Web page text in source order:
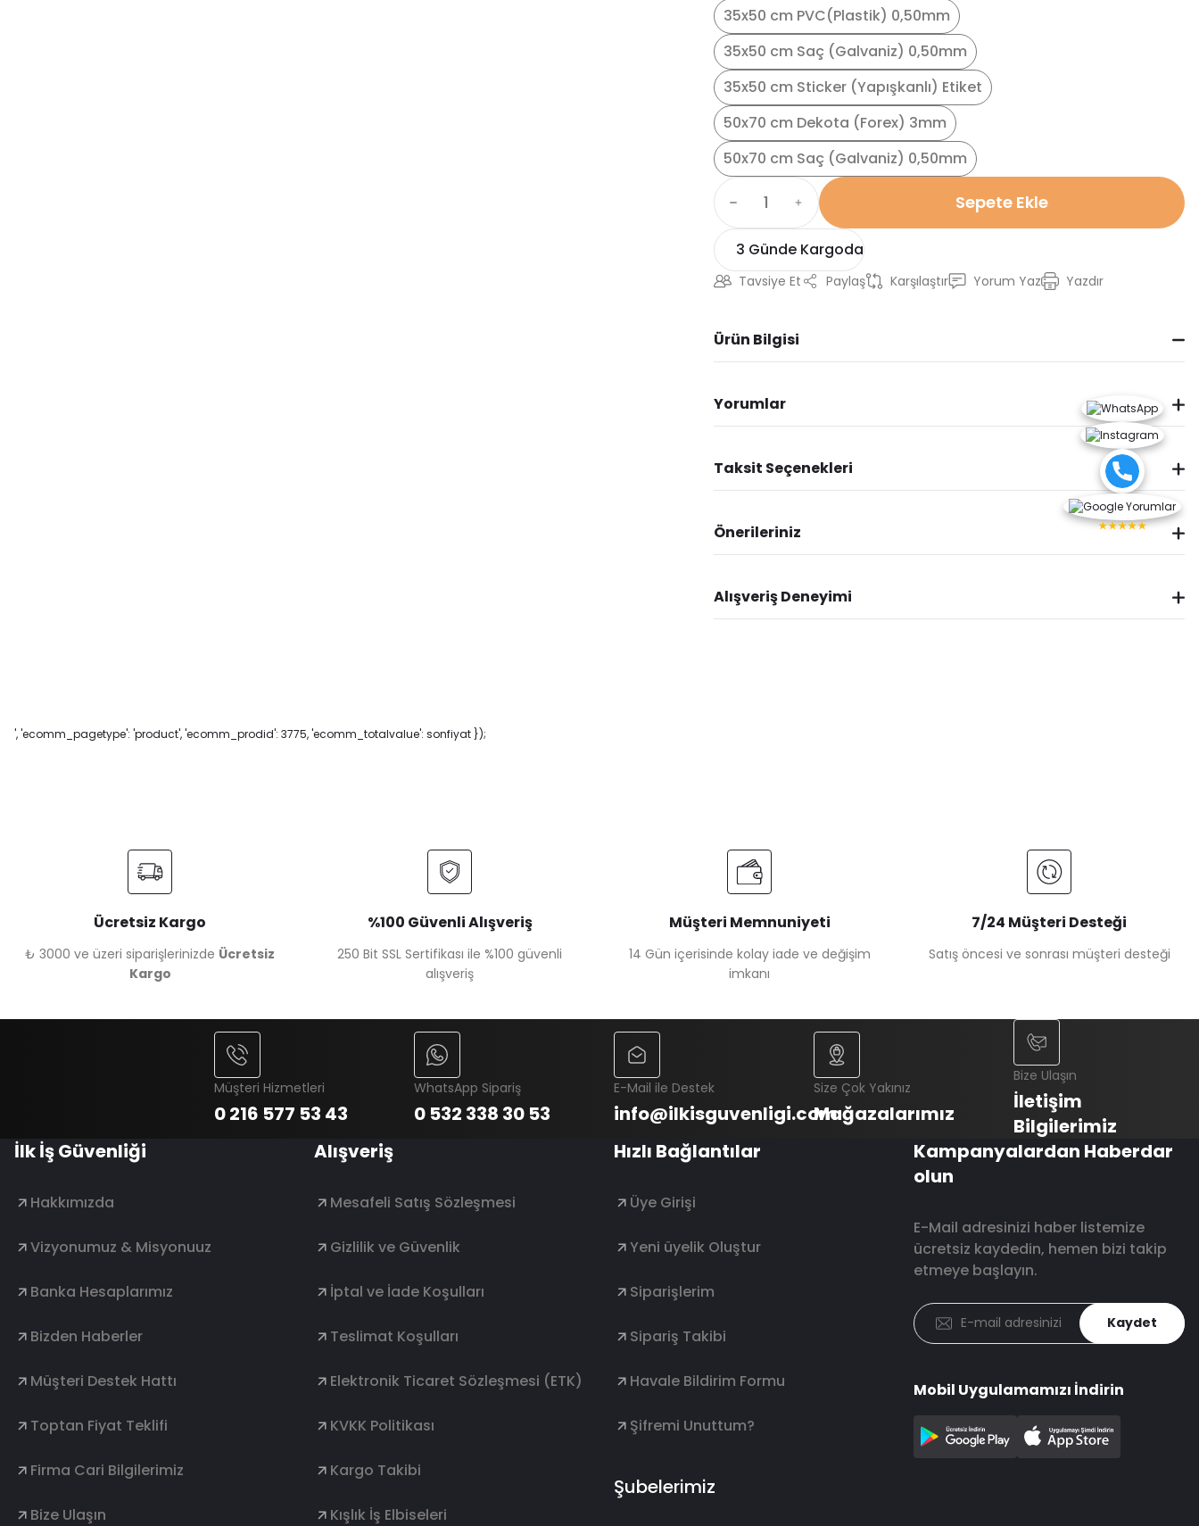
35x50 cm PVC(Plastik) 0,50mm
35x50 cm Saç (Galvaniz) 0,50mm
35x50 cm Sticker (Yapışkanlı) Etiket
50x70 cm Dekota (Forex) 3mm
50x70 cm Saç (Galvaniz) 0,50mm
Sepete Ekle
3 Günde Kargoda
Tavsiye Et Paylaş Karşılaştır Yorum Yaz Yazdır
Ürün Bilgisi
Yorumlar
Taksit Seçenekleri
Önerileriniz
Alışveriş Deneyimi
', 'ecomm_pagetype': 'product', 'ecomm_prodid': 3775, 'ecomm_totalvalue': sonfiyat });
Ücretsiz Kargo
₺ 3000 ve üzeri siparişlerinizde Ücretsiz
Kargo
%100 Güvenli Alışveriş
250 Bit SSL Sertifikası ile %100 güvenli
alışveriş
Müşteri Memnuniyeti
14 Gün içerisinde kolay iade ve değişim
imkanı
7/24 Müşteri Desteği
Satış öncesi ve sonrası müşteri desteği
Müşteri Hizmetleri
0 216 577 53 43
WhatsApp Sipariş
0 532 338 30 53
E-Mail ile Destek
info@ilkisguvenligi.com
Size Çok Yakınız
Mağazalarımız
Bize Ulaşın
İletişim
Bilgilerimiz
İlk İş Güvenliği
Hakkımızda
Vizyonumuz & Misyonuuz
Banka Hesaplarımız
Bizden Haberler
Müşteri Destek Hattı
Toptan Fiyat Teklifi
Firma Cari Bilgilerimiz
Bize Ulaşın
Alışveriş
Mesafeli Satış Sözleşmesi
Gizlilik ve Güvenlik
İptal ve İade Koşulları
Teslimat Koşulları
Elektronik Ticaret Sözleşmesi (ETK)
KVKK Politikası
Kargo Takibi
Kışlık İş Elbiseleri
Hızlı Bağlantılar
Üye Girişi
Yeni üyelik Oluştur
Siparişlerim
Sipariş Takibi
Havale Bildirim Formu
Şifremi Unuttum?
Şubelerimiz
★★★★★
Kampanyalardan Haberdar
olun
E-Mail adresinizi haber listemize
ücretsiz kaydedin, hemen bizi takip
etmeye başlayın.
Kaydet
Mobil Uygulamamızı İndirin